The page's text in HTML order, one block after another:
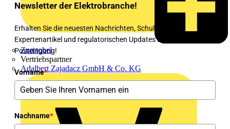
Zumtobel
Vertriebspartner
Adalbert Zajadacz GmbH & Co. KG
Newsletter der Elektrobranche!
Erhalten Sie die neuesten Nachrichten, Schulungen,
Expertenartikel und regulatorischen Updates direkt in Ihren
Posteingang!
Vorname*
Nachname*